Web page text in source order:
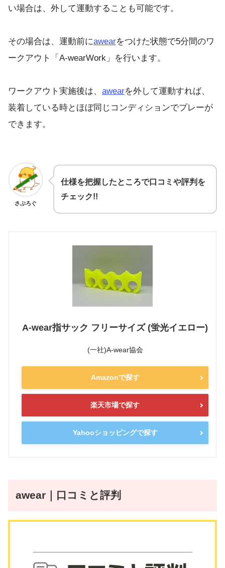
い場合は、外して運動することも可能です。
その場合は、運動前にawearをつけた状態で5分間のワ
ークアウト「A-wearWork」を行います。
ワークアウト実施後は、 awearを外して運動すれば、
装着している時とほぼ同じコンディションでプレーが
できます。
さぶろぐ
仕様を把握したところで口コミや評判を
チェック!!
A-wear指サック フリーサイズ (蛍光イエロー)
(一社)A-wear協会
Amazonで探す
楽天市場で探す
Yahooショッピングで探す
awear｜口コミと評判